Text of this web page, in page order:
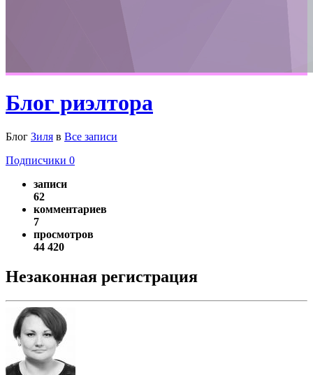
Блог риэлтора
Блог Зиля в Все записи
Подписчики 0
записи
62
комментариев
7
просмотров
44 420
Незаконная регистрация